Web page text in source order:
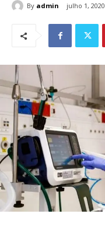
By admin julho 1, 2020